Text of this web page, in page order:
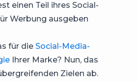
einen Teil ihres Social-
Werbung ausgeben
für die Social-Media-
Ihrer Marke? Nun, das
Zielen ab.